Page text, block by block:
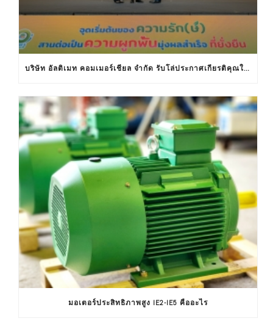
บริษัท อัลติเมท คอมเมอร์เชียล จำกัด รับโล่ประกาศเกียรติคุณในงานครบรอบ 30 ปีฉลากประหยัดไฟฟ้าเบอร์ 5
มอเตอร์ประสิทธิภาพสูง IE2-IE5 คืออะไร